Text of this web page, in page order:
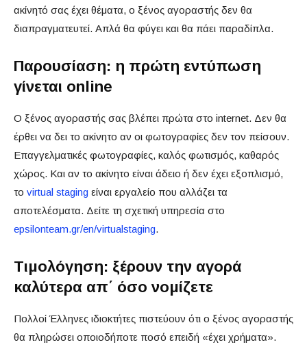
ακίνητό σας έχει θέματα, ο ξένος αγοραστής δεν θα
διαπραγματευτεί. Απλά θα φύγει και θα πάει παραδίπλα.
Παρουσίαση: η πρώτη εντύπωση
γίνεται online
Ο ξένος αγοραστής σας βλέπει πρώτα στο internet. Δεν θα
έρθει να δει το ακίνητο αν οι φωτογραφίες δεν τον πείσουν.
Επαγγελματικές φωτογραφίες, καλός φωτισμός, καθαρός
χώρος. Και αν το ακίνητο είναι άδειο ή δεν έχει εξοπλισμό,
το virtual staging είναι εργαλείο που αλλάζει τα
αποτελέσματα. Δείτε τη σχετική υπηρεσία στο
epsilonteam.gr/en/virtualstaging.
Τιμολόγηση: ξέρουν την αγορά
καλύτερα απ΄ όσο νομίζετε
Πολλοί Έλληνες ιδιοκτήτες πιστεύουν ότι ο ξένος αγοραστής
θα πληρώσει οποιοδήποτε ποσό επειδή «έχει χρήματα».